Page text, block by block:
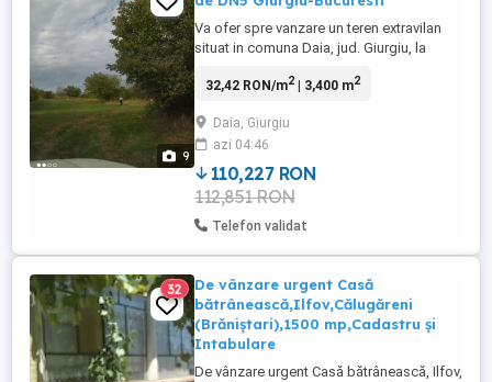
9
Va ofer spre vanzare un teren extravilan
situat in comuna Daia, jud. Giurgiu, la
la 45 km de Bucuresti (35 minute) si la 10
deschidere in suprafata totala de 3400
mp, din care 600 mp vie și 2.800 mp teren
liber de constructii, ...
32,42 RON/m2| 3,400 m2
Daia, Giurgiu
azi 04:46
110,227 RON
112,851 RON
Telefon validat
32
De vânzare urgent Casă
bătrânească,Ilfov,Călugăreni
(Brăniștari),1500 mp,Cadastru și
Intabulare
De vânzare urgent Casă bătrânească, Ilfov,